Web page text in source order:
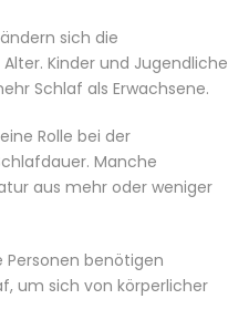
sich die
Kinder und Jugendliche
Schlaf als Erwachsene.
Rolle bei der
Manche
aus mehr oder weniger
Personen benötigen
um sich von körperlicher